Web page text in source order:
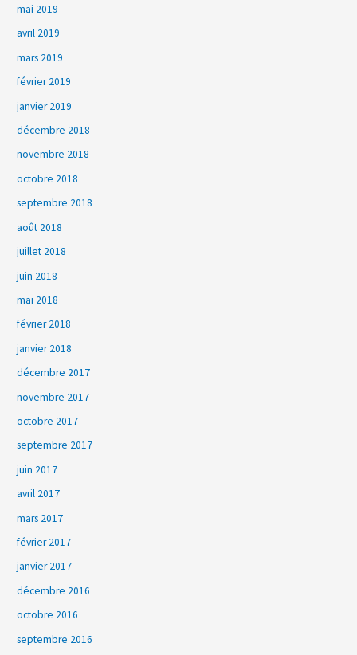
mai 2019
avril 2019
mars 2019
février 2019
janvier 2019
décembre 2018
novembre 2018
octobre 2018
septembre 2018
août 2018
juillet 2018
juin 2018
mai 2018
février 2018
janvier 2018
décembre 2017
novembre 2017
octobre 2017
septembre 2017
juin 2017
avril 2017
mars 2017
février 2017
janvier 2017
décembre 2016
octobre 2016
septembre 2016